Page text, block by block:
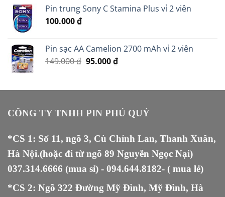
80.000 ₫.là:
Pin trung Sony C Stamina Plus vỉ 2 viên
100.000₫
Pin sạc AA Camelion 2700 mAh vỉ 2 viên
149.000₫ Giá
149.000 ₫.
95.000₫Giá
là:
CÔNG TY TNHH PIN PHÚ QUÝ
*CS 1: Số 11, ngõ 3, Cù Chính Lan, Thanh Xuân,
Hà Nội.(hoặc đi từ ngõ 89 Nguyễn Ngọc Nại)
037.314.6666 (mua sỉ) - 094.644.8182- ( mua lẻ)
*CS 2: Ngõ 322 Đường Mỹ Đình, Mỹ Đình, Hà